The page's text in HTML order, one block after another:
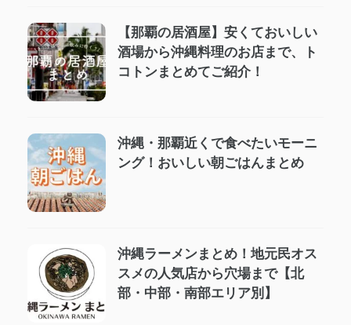
【那覇の居酒屋】安くておいしい
酒場から沖縄料理のお店まで、ト
コトンまとめてご紹介！
沖縄・那覇近くで食べたいモーニ
ング！おいしい朝ごはんまとめ
沖縄ラーメンまとめ！地元民オス
スメの人気店から穴場まで【北
部・中部・南部エリア別】